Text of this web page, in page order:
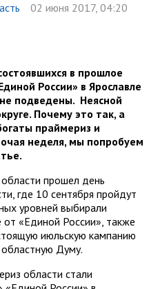
02 июня 2017, 04:20
в прошлое
России» в Ярославле
подведены. Неясной
Почему это так, а
праймериз и
неделя, мы попробуем
прошел день
где 10 сентября пройдут
уровней выбирали
«Единой России», также
июльскую кампанию
Думу.
области стали